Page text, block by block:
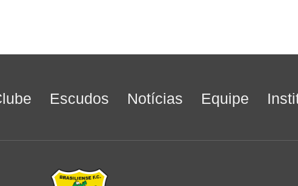
Escudos Notícias Equipe